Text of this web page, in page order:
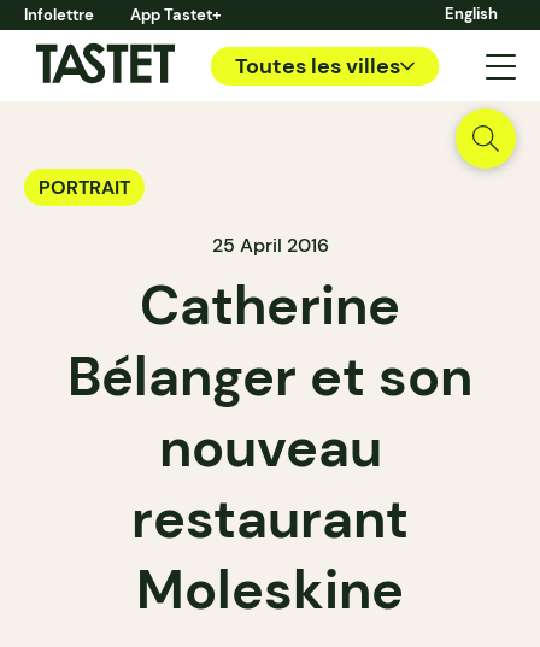
Infolettre App Tastet+ English
Toutes les villes
PORTRAIT
25 April 2016
Catherine
Bélanger et son
nouveau
restaurant
Moleskine